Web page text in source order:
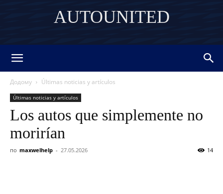
AUTOUNITED
Додому Últimas noticias y artículos
Últimas noticias y artículos
Los autos que simplemente no
morirían
по maxwelhelp - 27.05.2026 14